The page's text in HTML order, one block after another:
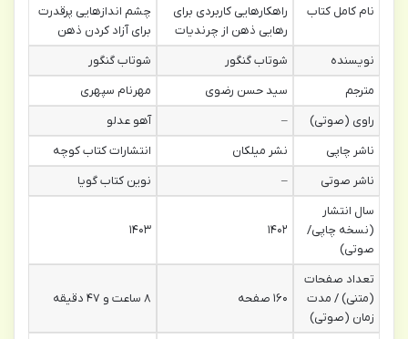
نام کامل کتاب
راهکارهایی کاربردی برای
رهایی ذهن از چرندیات
چشم اندازهایی پرقدرت
برای آزاد کردن ذهن
نویسنده
شوتاب گنگور
شوتاب گنگور
مترجم
سید حسن رضوی
مهرنام سپهری
راوی (صوتی)
–
آهو عدلو
ناشر چاپی
نشر میلکان
انتشارات کتاب کوچه
ناشر صوتی
–
نوین کتاب گویا
سال انتشار
(نسخه چاپی/
صوتی)
۱۴۰۲ ۱۴۰۳
تعداد صفحات
(متنی) / مدت
زمان (صوتی)
۱۶۰ صفحه ۸ ساعت و ۴۷ دقیقه